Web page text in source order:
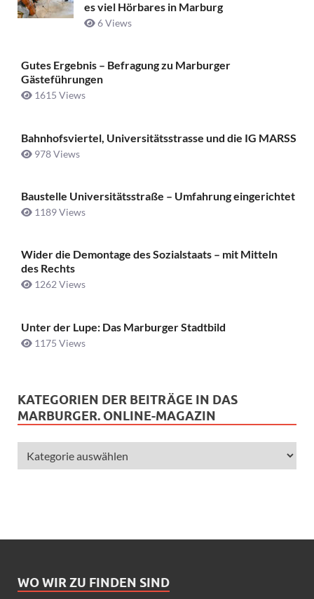
es viel Hörbares in Marburg
6 Views
Gutes Ergebnis – Befragung zu Marburger
Gästeführungen
1615 Views
Bahnhofsviertel, Universitätsstrasse und die IG MARSS
978 Views
Baustelle Universitätsstraße ­– Umfahrung eingerichtet
1189 Views
Wider die Demontage des Sozialstaats – mit Mitteln
des Rechts
1262 Views
Unter der Lupe: Das Marburger Stadtbild
1175 Views
KATEGORIEN DER BEITRÄGE IN DAS
MARBURGER. ONLINE-MAGAZIN
WO WIR ZU FINDEN SIND